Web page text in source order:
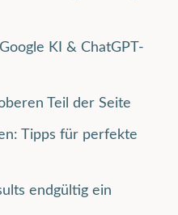
KI & ChatGPT-
Teil der Seite
Tipps für perfekte
endgültig ein